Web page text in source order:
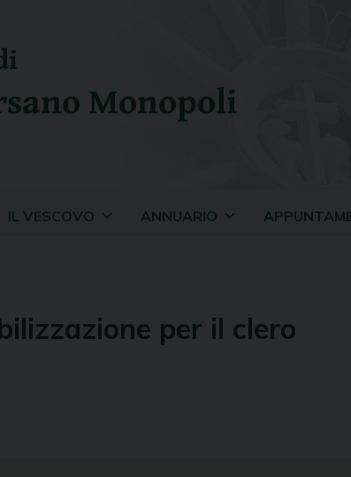
Monopoli
IL VESCOVO ANNUARIO
per il clero